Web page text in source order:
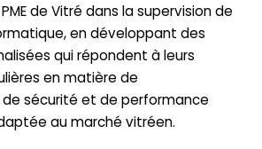
de Vitré dans la supervision de
en développant des
qui répondent à leurs
en matière de
sécurité et de performance
au marché vitréen.